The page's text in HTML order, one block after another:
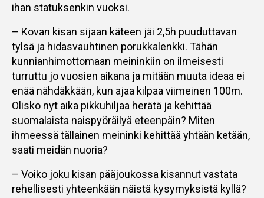
ihan statuksenkin vuoksi.
– Kovan kisan sijaan käteen jäi 2,5h puuduttavan
tylsä ja hidasvauhtinen porukkalenkki. Tähän
kunnianhimottomaan meininkiin on ilmeisesti
turruttu jo vuosien aikana ja mitään muuta ideaa ei
enää nähdäkkään, kun ajaa kilpaa viimeinen 100m.
Olisko nyt aika pikkuhiljaa herätä ja kehittää
suomalaista naispyöräilyä eteenpäin? Miten
ihmeessä tällainen meininki kehittää yhtään ketään,
saati meidän nuoria?
– Voiko joku kisan pääjoukossa kisannut vastata
rehellisesti yhteenkään näistä kysymyksistä kyllä?